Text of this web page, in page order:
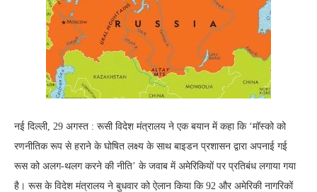
नई दिल्ली, 29 अगस्त : रूसी विदेश मंत्रालय ने एक बयान में कहा कि ‘मॉस्को को
रणनीतिक रूप से हराने के घोषित लक्ष्य के साथ बाइडन प्रशासन द्वारा अपनाई गई
रूस को अलग-थलग करने की नीति’ के जवाब में अमेरिकियों पर प्रतिबंध लगाया गया
है। रूस के विदेश मंत्रालय ने बुधवार को ऐलान किया कि 92 और अमेरिकी नागरिकों